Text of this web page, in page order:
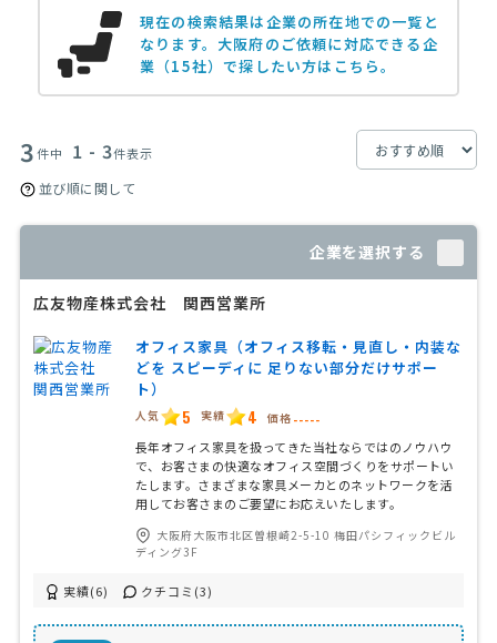
現在の検索結果は企業の所在地での一覧と
なります。 大阪府のご依頼に対応できる企
業（15社）で探したい方はこちら。
3件中 1 - 3件表示
並び順に関して
企業を選択する
広友物産株式会社 関西営業所
オフィス家具（オフィス移転・見直し・内装な
どを スピーディに 足りない部分だけサポー
ト）
人気 5 実績 4 価格 -----
長年オフィス家具を扱ってきた当社ならではのノウハウ
で、お客さまの快適なオフィス空間づくりをサポートい
たします。さまざまな家具メーカとのネットワークを活
用してお客さまのご要望にお応えいたします。
大阪府大阪市北区曽根崎2-5-10 梅田パシフィックビル
ディング3F
実績(6) クチコミ(3)